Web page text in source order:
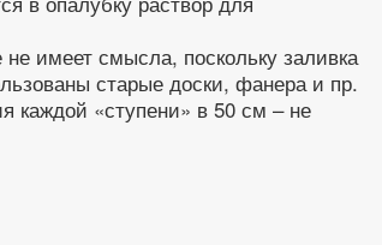
имеет смысла, поскольку заливка
старые доски, фанера и пр.
каждой «ступени» в 50 см – не